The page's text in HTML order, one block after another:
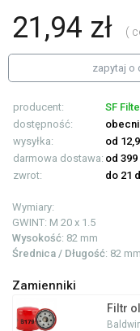
21,94 zł (
zapytaj o
producent:
SF
dostępność:
wysyłka:
od
darmowa dostawa: od 399
zwrot:
do 21
Wymiary:
GWINT: M 20 x 1.5
Wysokość: 82 mm
Średnica / Długość: 82 mm
Zamienniki
Filtr